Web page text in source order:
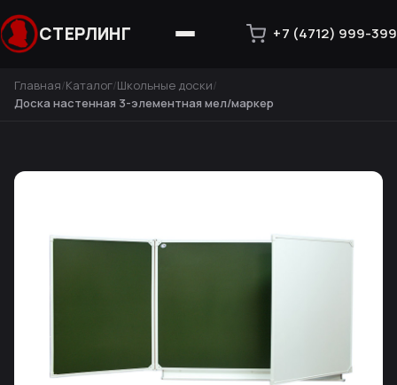
СТЕРЛИНГ +7 (4712) 999-399
Главная Каталог Школьные доски
Доска настенная 3-элементная мел/маркер